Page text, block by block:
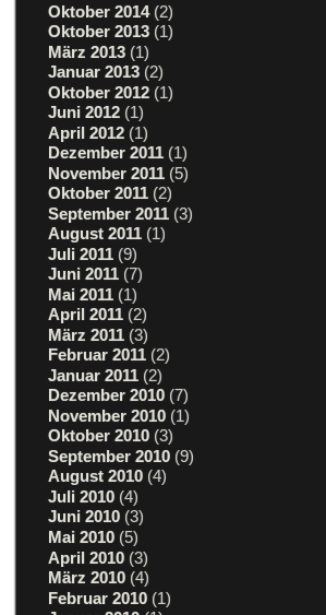
Oktober 2014(2)
Oktober 2013 (1)
März 2013 (1)
Januar 2013 (2)
Oktober 2012 (1)
Juni 2012 (1)
April 2012 (1)
Dezember 2011 (1)
November 2011 (5)
Oktober 2011 (2)
September 2011 (3)
August 2011 (1)
Juli 2011 (9)
Juni 2011 (7)
Mai 2011 (1)
April 2011 (2)
März 2011 (3)
Februar 2011 (2)
Januar 2011 (2)
Dezember 2010 (7)
November 2010 (1)
Oktober 2010 (3)
September 2010 (9)
August 2010 (4)
Juli 2010 (4)
Juni 2010 (3)
Mai 2010 (5)
April 2010 (3)
März 2010 (4)
Februar 2010 (1)